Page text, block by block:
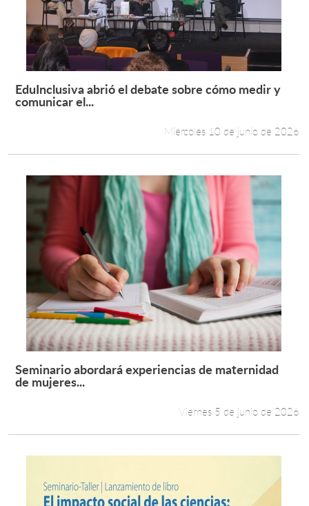
Leer más +
EduInclusiva abrió el debate sobre cómo medir y
comunicar el...
Miércoles 10 de junio de 2026
Leer más +
Seminario abordará experiencias de maternidad
de mujeres...
Viernes 5 de junio de 2026